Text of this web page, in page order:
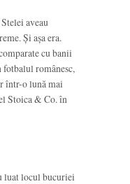
aveau
Și așa era.
cu banii
fotbalul românesc,
într-o lună mai
Stoica & Co. în
luat locul bucuriei